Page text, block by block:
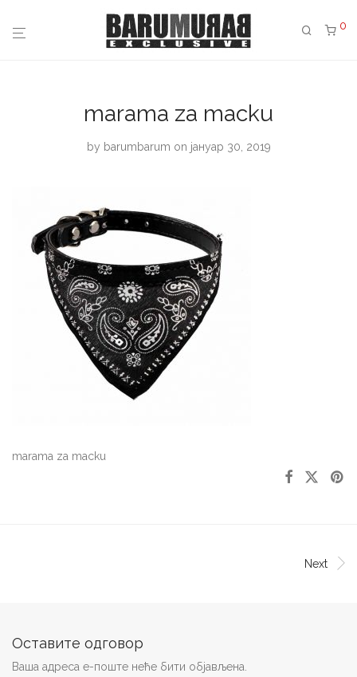
0
marama za macku
by barumbarum on јануар 30, 2019
marama za macku
Next
Оставите одговор
Ваша адреса е-поште неће бити објављена.